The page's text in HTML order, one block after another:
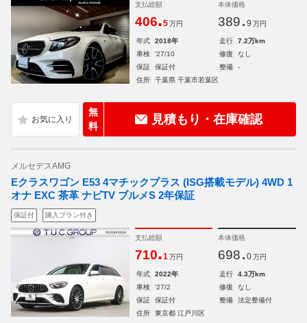
支払総額
406.5 万円
本体価格
389. 9 万円
年式 2018年 走行
7.2万km
車検
'27/10 修復
なし
保証
保証付 整備
-
住所
千葉県 千葉市若葉区
無
料
見積もり・在庫確認
メルセデスAMG
Eクラスワゴン E53 4マチックプラス (ISG搭載モデル) 4WD 1
オナ EXC 茶革 ナビTV ブルメS 2年保証
保証付 購入プラン付き
支払総額
710.1 万円
本体価格
698. 0 万円
年式 2022年 走行
4.3万km
車検
'27/2 修復
なし
保証
保証付 整備
法定整備付
住所
東京都 江戸川区